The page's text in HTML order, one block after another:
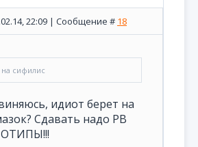
22:09 | Сообщение # 18
на сифилис
идиот берет на
Сдавать надо РВ